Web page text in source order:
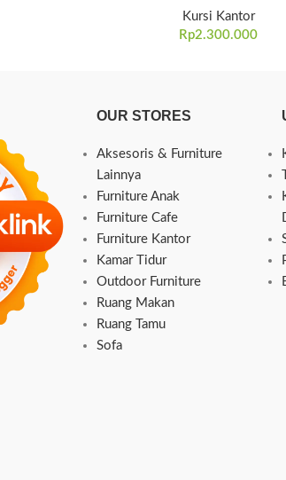
Kursi Kantor
Rp2.300.000
OUR STORES
Aksesoris & Furniture
Lainnya
Furniture Anak
Furniture Cafe
Furniture Kantor
Kamar Tidur
Outdoor Furniture
Ruang Makan
Ruang Tamu
Sofa